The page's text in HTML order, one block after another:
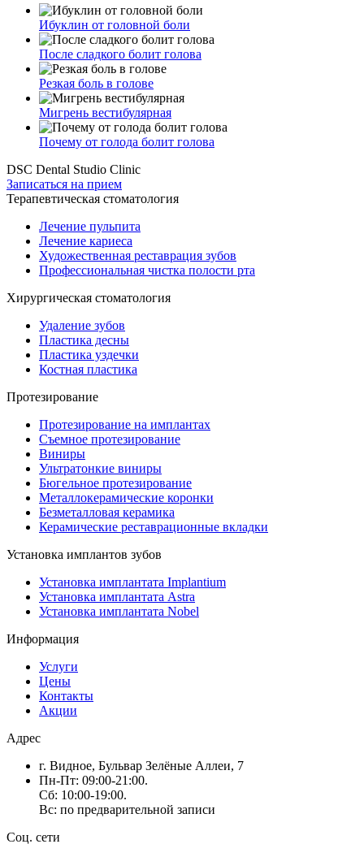
Ибуклин от головной боли
После сладкого болит голова
Резкая боль в голове
Мигрень вестибулярная
Почему от голода болит голова
DSC Dental Studio Clinic
Записаться на прием
Терапевтическая стоматология
Лечение пульпита
Лечение кариеса
Художественная реставрация зубов
Профессиональная чистка полости рта
Хирургическая стоматология
Удаление зубов
Пластика десны
Пластика уздечки
Костная пластика
Протезирование
Протезирование на имплантах
Съемное протезирование
Виниры
Ультратонкие виниры
Бюгельное протезирование
Металлокерамические коронки
Безметалловая керамика
Керамические реставрационные вкладки
Установка имплантов зубов
Установка имплантата Implantium
Установка имплантата Astra
Установка имплантата Nobel
Информация
Услуги
Цены
Контакты
Акции
Адрес
г. Видное, Бульвар Зелёные Аллеи, 7
Пн-Пт: 09:00-21:00.
Сб: 10:00-19:00.
Вс: по предварительной записи
Соц. сети